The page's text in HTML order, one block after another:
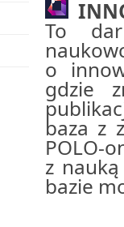
To
o
gdzie
baza z
POLO-
z
bazie